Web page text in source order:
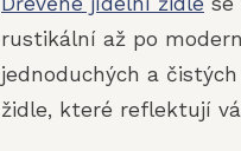
rustikální až po
jednoduchých a
židle, které reflektují